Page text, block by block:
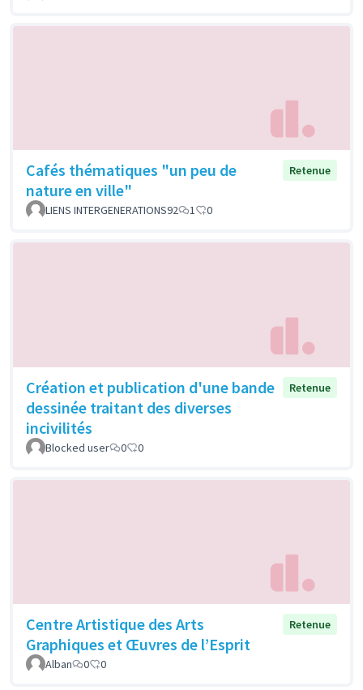
Cafés thématiques "un peu de
nature en ville"
Retenue
LIENS INTERGENERATIONS92 1 0
Création et publication d'une bande
dessinée traitant des diverses
incivilités
Retenue
Blocked user 0 0
Centre Artistique des Arts
Graphiques et Œuvres de l’Esprit
Retenue
Alban 0 0